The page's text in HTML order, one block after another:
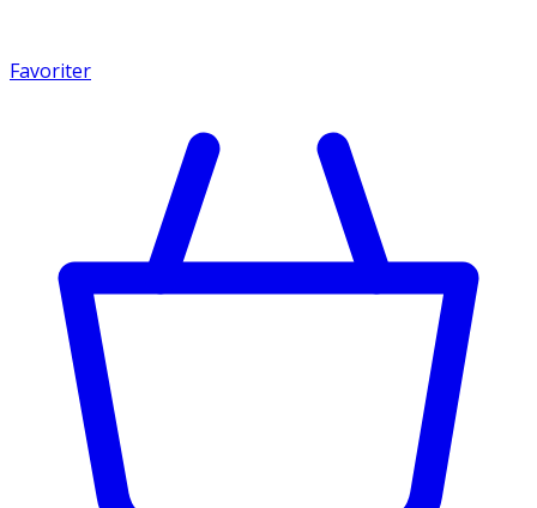
Favoriter